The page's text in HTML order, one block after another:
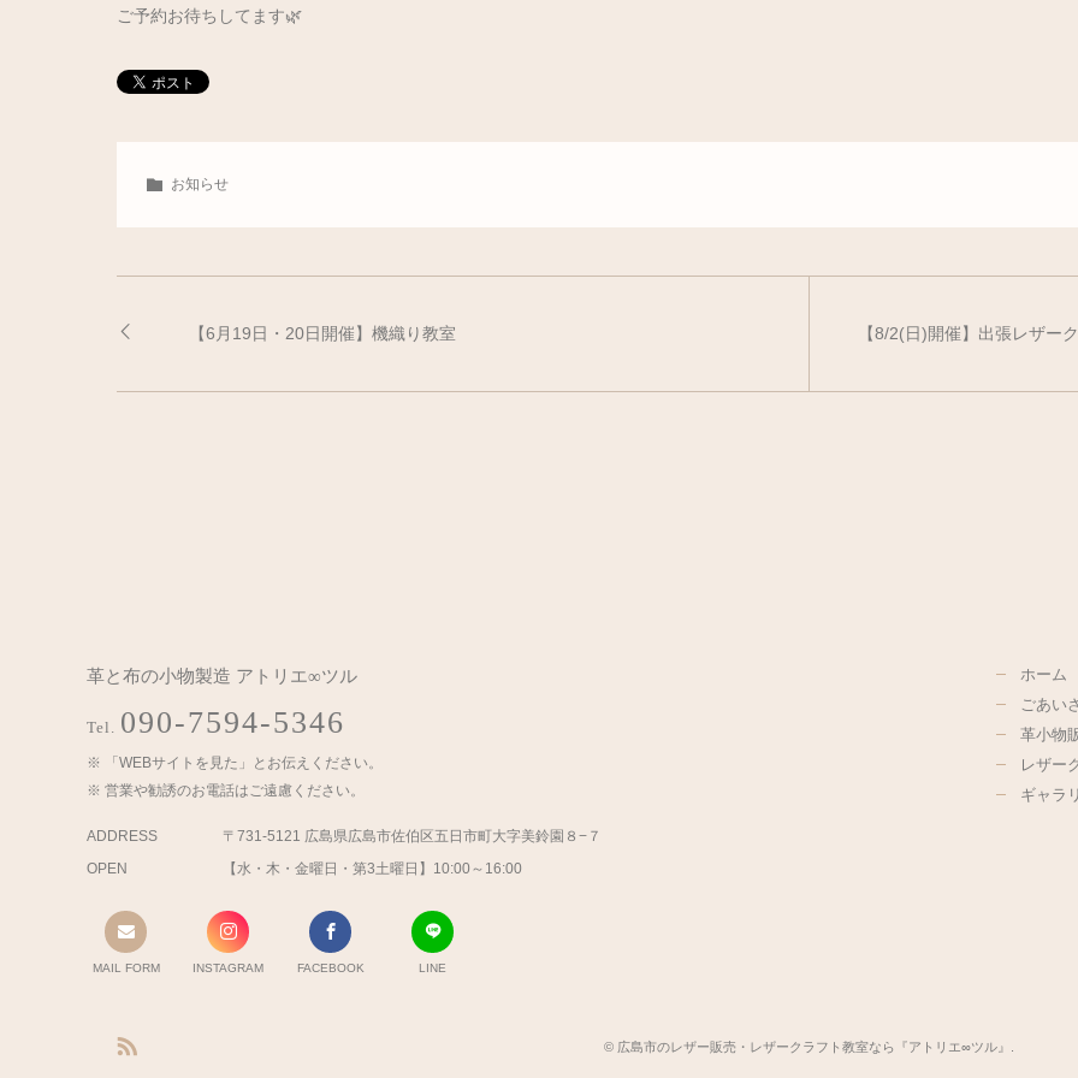
ご予約お待ちしてます🌿
お知らせ
【6月19日・20日開催】機織り教室 【8/2(日)開催】出張レザー
革と布の小物製造 アトリエ∞ツル
Tel. 090-7594-5346
「WEBサイトを見た」とお伝えください。
営業や勧誘のお電話はご遠慮ください。
ADDRESS
〒731-5121 広島県広島市佐伯区五日市町大字美鈴園８−７
OPEN
【水・木・金曜日・第3土曜日】10:00～16:00
MAIL FORM INSTAGRAM FACEBOOK LINE
ホーム
ごあい
革小物
レザー
ギャラ
© 広島市のレザー販売・レザークラフト教室なら『アトリエ∞ツル』.